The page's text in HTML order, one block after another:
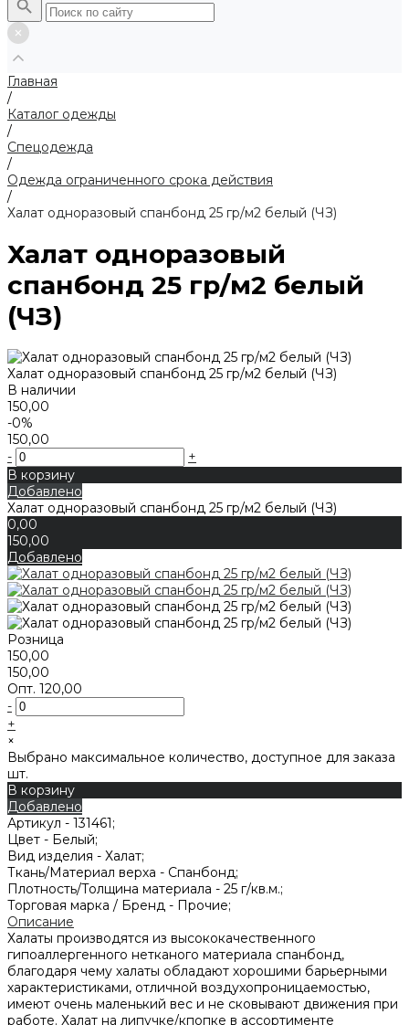
Главная
/
Каталог одежды
/
Спецодежда
/
Одежда ограниченного срока действия
/
Халат одноразовый спанбонд 25 гр/м2 белый (ЧЗ)
Халат одноразовый
спанбонд 25 гр/м2 белый
(ЧЗ)
Халат одноразовый спанбонд 25 гр/м2 белый (ЧЗ)
В наличии
150,00
-0%
150,00
-
+
В корзину
Добавлено
Халат одноразовый спанбонд 25 гр/м2 белый (ЧЗ)
0,00
150,00
Добавлено
Розница
150,00
150,00
Опт. 120,00
-
+
×
Выбрано максимальное количество, доступное для заказа
шт.
В корзину
Добавлено
Артикул - 131461;
Цвет - Белый;
Вид изделия - Халат;
Ткань/Материал верха - Спанбонд;
Плотность/Толщина материала - 25 г/кв.м.;
Торговая марка / Бренд - Прочие;
Описание
Халаты производятся из высококачественного
гипоаллергенного нетканого материала спанбонд,
благодаря чему халаты обладают хорошими барьерными
характеристиками, отличной воздухопроницаемостью,
имеют очень маленький вес и не сковывают движения при
работе. Халат на липучке/кпопке в ассортименте